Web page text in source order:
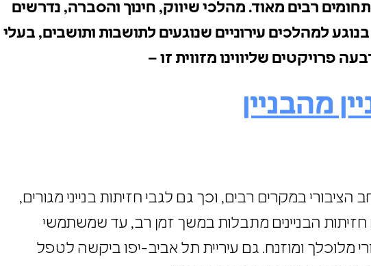
רבים מאוד. מהלכי שיווק, חינוך והסברה, נדרשים
למהלכים עירוניים שנוגעים לתושבות ותושבים, בעלי
פרויקטים שליווינו מזווית זו –
מהבניין
במקרים רבים, וכך גם לגבי חזיתות בנייני מגורים,
הבניינים מתבלות במשך זמן רב, עד שמשתמשי
מלוכלך ומוזנח. גם עיריית תל אביב-יפו ביקשה לטפל